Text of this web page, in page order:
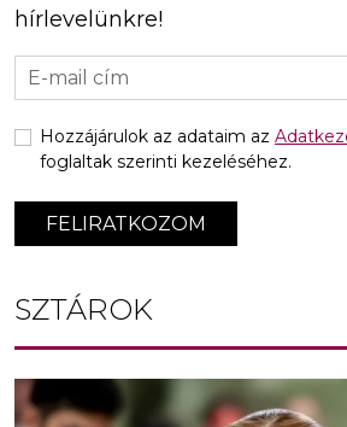
hírlevelünkre!
FELIRATKOZOM
Hozzájárulok az adataim az
foglaltak szerinti kezeléséhez.
SZTÁROK